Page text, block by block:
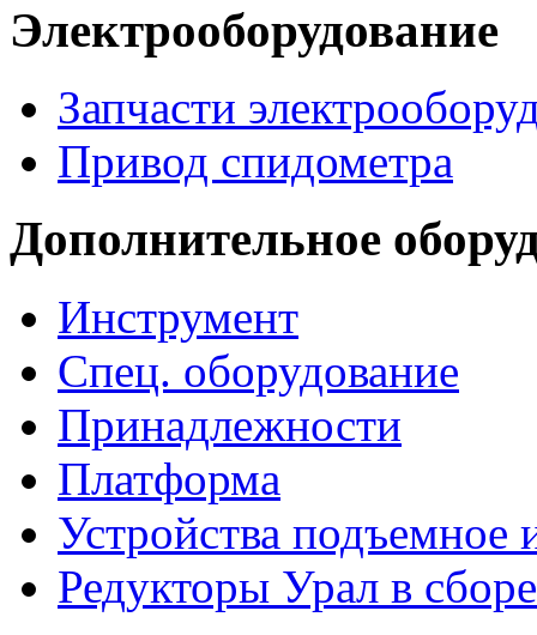
Электрооборудование
Запчасти
Привод спидометра
Дополнительное
Инструмент
Спец. оборудование
Принадлежности
Платформа
Устройства
Редукторы Урал в сборе